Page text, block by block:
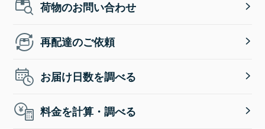
荷物のお問い合わせ
再配達のご依頼
お届け日数を調べる
料金を計算・調べる